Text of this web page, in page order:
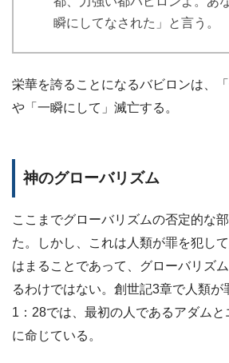
瞬にしてなされた」と言う。
栄華を誇ることになるバビロンは、
や「一瞬にして」滅亡する。
神のグローバリズム
ここまでグローバリズムの否定的な
た。しかし、これは人類が罪を犯し
はまることであって、グローバリズ
るわけではない。創世記3章で人類が
1：28では、最初の人であるアダムと
に命じている。